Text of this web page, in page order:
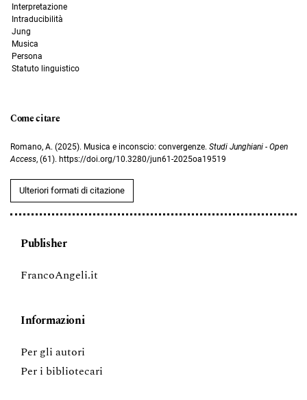
Interpretazione
Intraducibilità
Jung
Musica
Persona
Statuto linguistico
Come citare
Romano, A. (2025). Musica e inconscio: convergenze. Studi Junghiani - Open
Access, (61). https://doi.org/10.3280/jun61-2025oa19519
Ulteriori formati di citazione
Publisher
FrancoAngeli.it
Informazioni
Per gli autori
Per i bibliotecari